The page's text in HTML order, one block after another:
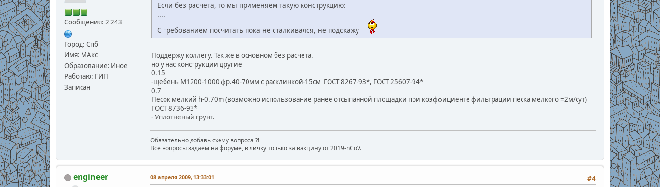
Сообщения: 2 243
Город: Спб
Имя: МАкс
Образование: Иное
Работаю: ГИП
Записан
Если без расчета, то мы применяем такую конструкцию:
....
С требованием посчитать пока не сталкивался, не подскажу
Поддержу коллегу. Так же в основном без расчета.
но у нас конструкции другие
0.15
-щебень М1200-1000 фр.40-70мм с расклинкой-15см ГОСТ 8267-93*, ГОСТ 25607-94*
0.7
Песок мелкий h-0.70m (возможно использование ранее отсыпанной площадки при коэффициенте фильтрации песка мелкого =2м/cут)
ГОСТ 8736-93*
- Уплотненый грунт.
Обязательно добавь схему вопроса ?!
Все вопросы задаем на форуме, в личку только за вакцину от 2019-nCoV.
engineer #4
08 апреля 2009, 13:33:01